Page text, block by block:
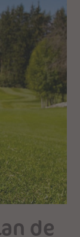
de